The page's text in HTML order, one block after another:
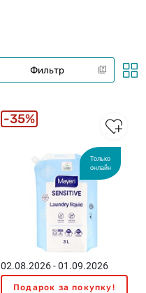
Фильтр
Только
онлайн
02.08.2026 - 01.09.2026
Подарок за покупку!
35%